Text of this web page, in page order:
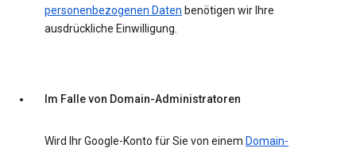
personenbezogenen Daten benötigen wir Ihre
ausdrückliche Einwilligung.
Im Falle von Domain-Administratoren
Wird Ihr Google-Konto für Sie von einem Domain-